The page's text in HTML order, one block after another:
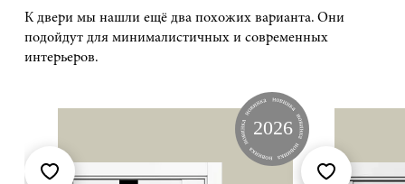
К двери мы нашли ещё два похожих варианта. Они
подойдут для минималистичных и современных
интерьеров.